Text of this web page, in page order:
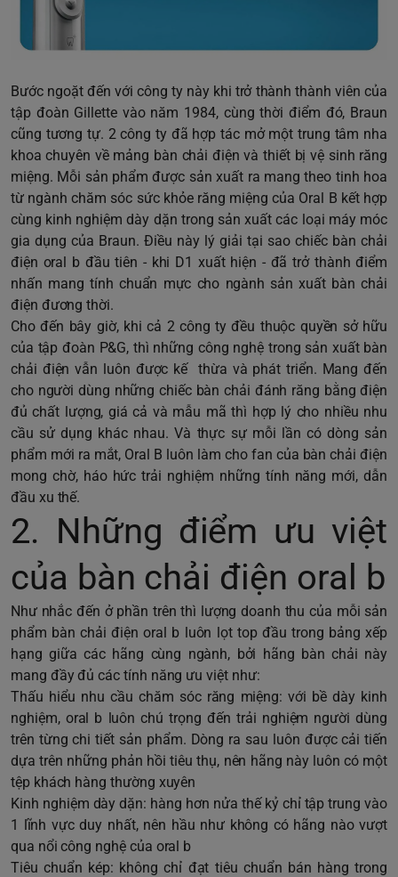
Bước ngoặt đến với công ty này khi trở thành thành viên của
tập đoàn Gillette vào năm 1984, cùng thời điểm đó, Braun
cũng tương tự. 2 công ty đã hợp tác mở một trung tâm nha
khoa chuyên về mảng bàn chải điện và thiết bị vệ sinh răng
miệng. Mỗi sản phẩm được sản xuất ra mang theo tinh hoa
từ ngành chăm sóc sức khỏe răng miệng của Oral B kết hợp
cùng kinh nghiệm dày dặn trong sản xuất các loại máy móc
gia dụng của Braun. Điều này lý giải tại sao chiếc bàn chải
điện oral b đầu tiên - khi D1 xuất hiện - đã trở thành điểm
nhấn mang tính chuẩn mực cho ngành sản xuất bàn chải
điện đương thời.
Cho đến bây giờ, khi cả 2 công ty đều thuộc quyền sở hữu
của tập đoàn P&G, thì những công nghệ trong sản xuất bàn
chải điện vẫn luôn được kế thừa và phát triển. Mang đến
cho người dùng những chiếc bàn chải đánh răng bằng điện
đủ chất lượng, giá cả và mẫu mã thì hợp lý cho nhiều nhu
cầu sử dụng khác nhau. Và thực sự mỗi lần có dòng sản
phẩm mới ra mắt, Oral B luôn làm cho fan của bàn chải điện
mong chờ, háo hức trải nghiệm những tính năng mới, dẫn
đầu xu thế.
2. Những điểm ưu việt
của bàn chải điện oral b
Như nhắc đến ở phần trên thì lượng doanh thu của mỗi sản
phẩm bàn chải điện oral b luôn lọt top đầu trong bảng xếp
hạng giữa các hãng cùng ngành, bởi hãng bàn chải này
mang đầy đủ các tính năng ưu việt như:
Thấu hiểu nhu cầu chăm sóc răng miệng: với bề dày kinh
nghiệm, oral b luôn chú trọng đến trải nghiệm người dùng
trên từng chi tiết sản phẩm. Dòng ra sau luôn được cải tiến
dựa trên những phản hồi tiêu thụ, nên hãng này luôn có một
tệp khách hàng thường xuyên
Kinh nghiệm dày dặn: hàng hơn nửa thế kỷ chỉ tập trung vào
1 lĩnh vực duy nhất, nên hầu như không có hãng nào vượt
qua nổi công nghệ của oral b
Tiêu chuẩn kép: không chỉ đạt tiêu chuẩn bán hàng trong